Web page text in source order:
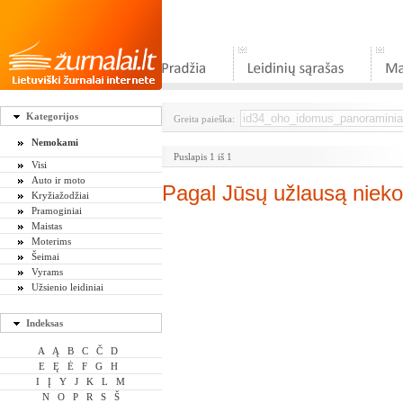
Kategorijos
Nemokami
Visi
Auto ir moto
Kryžiažodžiai
Pramoginiai
Maistas
Moterims
Šeimai
Vyrams
Užsienio leidiniai
Indeksas
A Ą B C Č
D
E
Ę Ė F G
H
I
Į Y J K L
M
N
O P R S
Š
Greita paieška:
Puslapis 1 iš 1
Pagal Jūsų užlausą